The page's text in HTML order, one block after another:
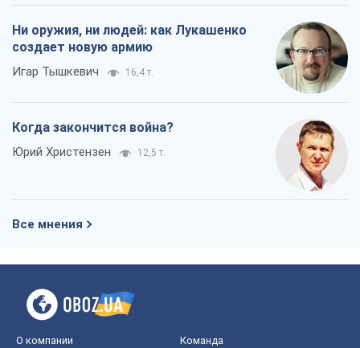
Ни оружия, ни людей: как Лукашенко
создает новую армию
Игар Тышкевич 16,4 т.
Когда закончится война?
Юрий Христензен 12,5 т.
Все мнения
О компании Команда